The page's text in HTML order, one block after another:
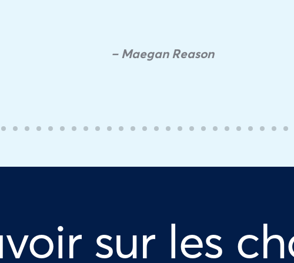
– Maegan Reason
sur les